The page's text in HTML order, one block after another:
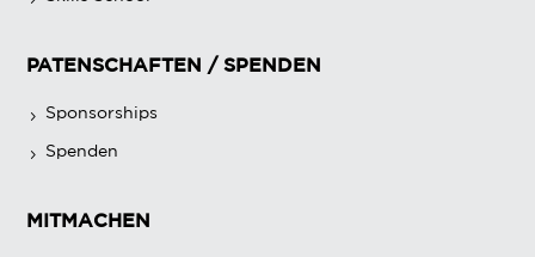
PATENSCHAFTEN / SPENDEN
Sponsorships
Spenden
MITMACHEN